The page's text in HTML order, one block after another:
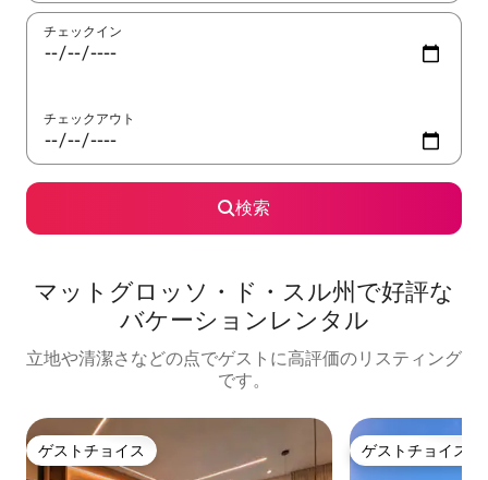
チェックイン
チェックアウト
検索
マットグロッソ・ド・スル州で好評な
バケーションレンタル
立地や清潔さなどの点でゲストに高評価のリスティング
です。
ゲストチョイス
ゲストチョイス ゲストチョイス
ゲストチョイス